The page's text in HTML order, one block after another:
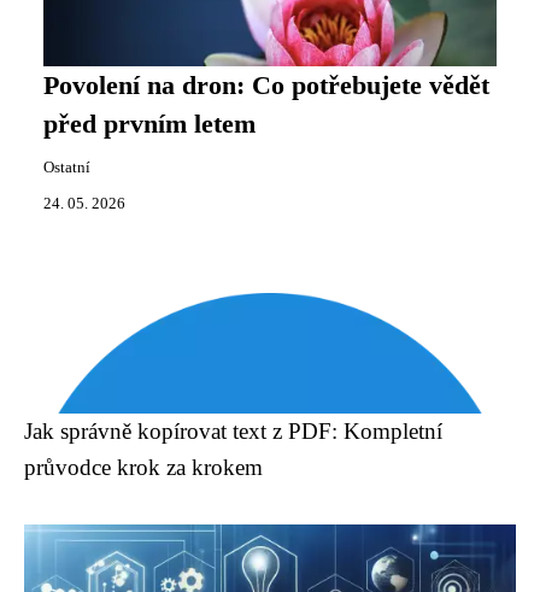
Povolení na dron: Co potřebujete vědět
před prvním letem
Ostatní
24. 05. 2026
Jak správně kopírovat text z PDF: Kompletní
průvodce krok za krokem